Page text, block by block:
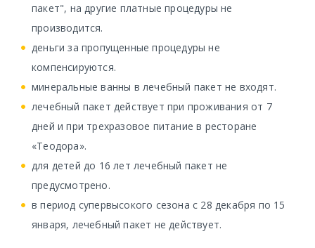
пакет", на другие платные процедуры не
производится.
деньги за пропущенные процедуры не
компенсируются.
минеральные ванны в лечебный пакет не входят.
лечебный пакет действует при проживания от 7
дней и при трехразовое питание в ресторане
«Теодора».
для детей до 16 лет лечебный пакет не
предусмотрено.
в период супервысокого сезона с 28 декабря по 15
января, лечебный пакет не действует.